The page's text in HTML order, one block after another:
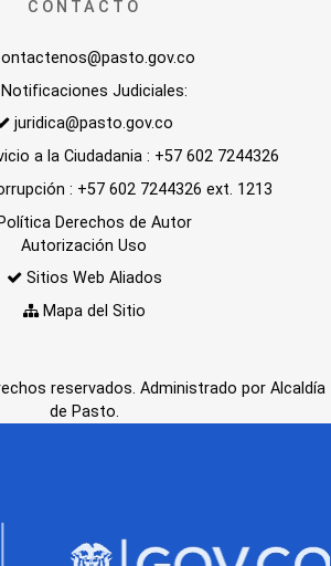
CONTACTO
Notificaciones Judiciales:
juridica@pasto.gov.co
a la Ciudadania : +57 602 7244326
: +57 602 7244326 ext. 1213
Política Derechos de Autor
Autorización Uso
Sitios Web Aliados
Mapa del Sitio
reservados. Administrado por Alcaldía
de Pasto.